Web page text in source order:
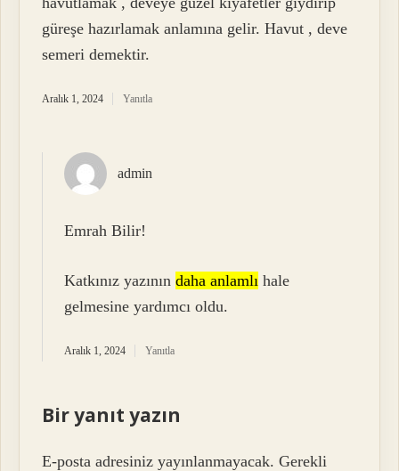
güreşe hazırlamak anlamına gelir. Havut , deve
semeri demektir.
Aralık 1, 2024 Yanıtla
admin
Emrah Bilir!
Katkınız yazınındaha anlamlı hale
gelmesine yardımcı oldu.
Aralık 1, 2024 Yanıtla
Bir yanıt yazın
E-posta adresiniz yayınlanmayacak. Gerekli